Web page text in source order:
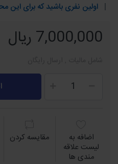
اولین نفری باشید که برای این
7,000,000 ریال
اضافه به
لیست علاقه
مندی ها
مقايسه كردن